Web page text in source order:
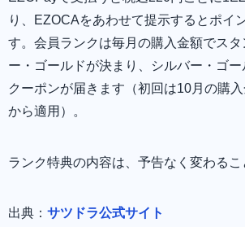
り、EZOCAをあわせて提示するとポイ
す。会員ランクは毎月の購入金額でス
ー・ゴールドが決まり、シルバー・ゴ
クーポンが届きます（初回は10月の購
から適用）。
ランク特典の内容は、予告なく変わるこ
出典： サツドラ公式サイト